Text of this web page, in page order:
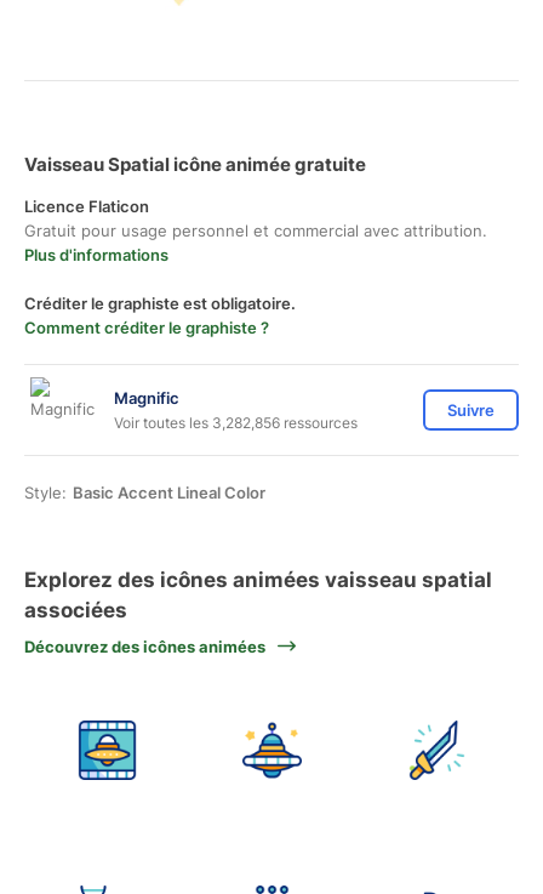
Vaisseau Spatial icône animée gratuite
Licence Flaticon
Gratuit pour usage personnel et commercial avec attribution.
Plus d'informations
Créditer le graphiste est obligatoire.
Comment créditer le graphiste ?
Magnific
Voir toutes les 3,282,856 ressources
Suivre
Style: Basic Accent Lineal Color
Explorez des icônes animées vaisseau spatial
associées
Découvrez des icônes animées